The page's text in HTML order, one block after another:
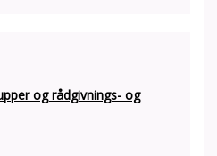
og rådgivnings- og